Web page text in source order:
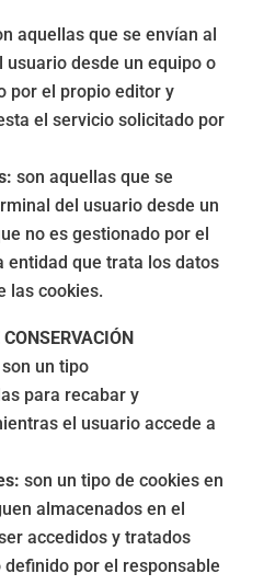
aquellas que se envían al
desde un equipo o
por el propio editor y
el servicio solicitado por
son aquellas que se
del usuario desde un
no es gestionado por el
entidad que trata los datos
las cookies.
son un tipo
para recabar y
el usuario accede a
son un tipo de cookies en
almacenados en el
accedidos y tratados
por el responsable